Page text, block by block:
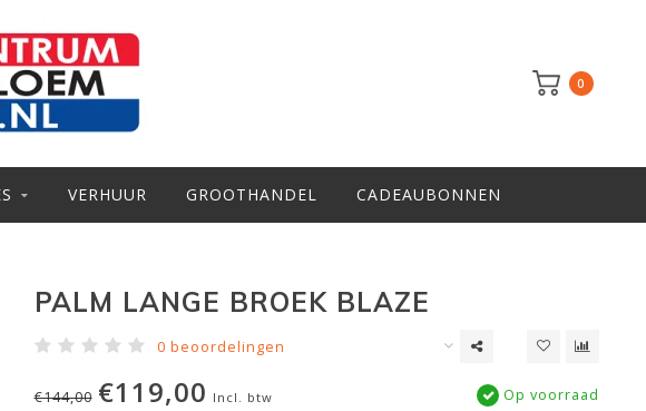
0
VERHUUR GROOTHANDEL CADEAUBONNEN
PALM LANGE BROEK BLAZE
0 beoordelingen
€144,00 €119,00 Incl. btw Op voorraad